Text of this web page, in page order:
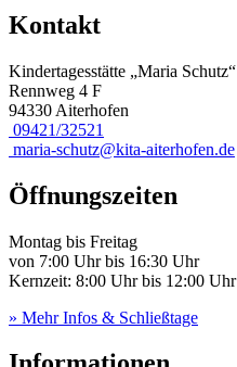
Kontakt
Kindertagesstätte „Maria Schutz“
Rennweg 4 F
94330 Aiterhofen
09421/32521
maria-schutz@kita-aiterhofen.de
Öffnungszeiten
Montag bis Freitag
von 7:00 Uhr bis 16:30 Uhr
Kernzeit: 8:00 Uhr bis 12:00 Uhr
» Mehr Infos & Schließtage